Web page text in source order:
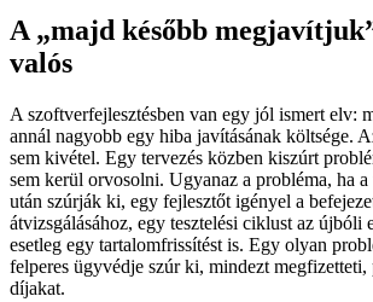
A „majd később
valós
A szoftverfejlesztésben van egy jól ismert elv:
annál nagyobb egy hiba javításának költsége.
sem kivétel. Egy tervezés közben kiszúrt
sem kerül orvosolni. Ugyanaz a probléma, ha a
után szúrják ki, egy fejlesztőt igényel a
átvizsgálásához, egy tesztelési ciklust az újbóli
esetleg egy tartalomfrissítést is. Egy olyan
felperes ügyvédje szúr ki, mindezt megfizetteti,
díjakat.